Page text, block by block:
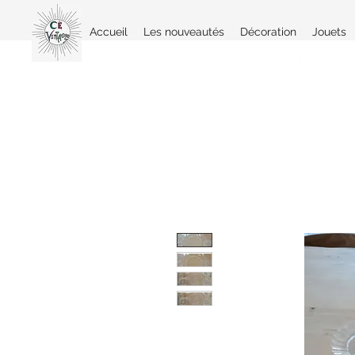
Accueil Les nouveautés Décoration Jouets